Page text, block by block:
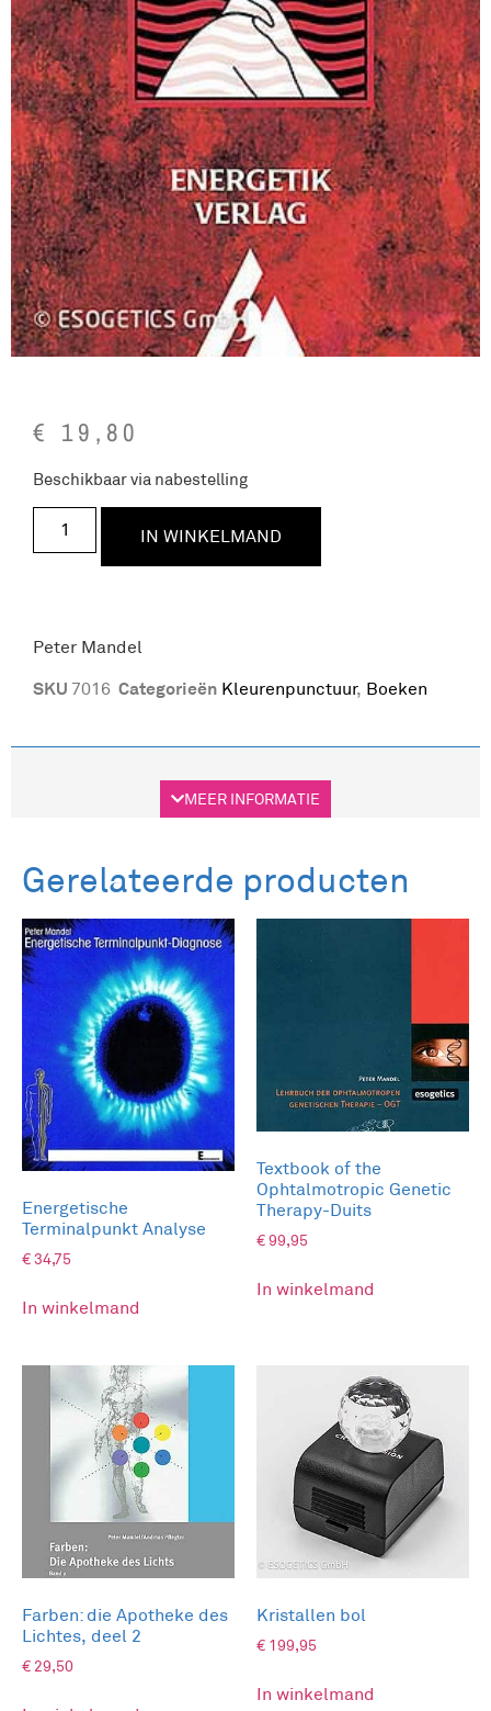
€ 19,80
Beschikbaar via nabestelling
IN WINKELMAND
Peter Mandel
SKU 7016 Categorieën Kleurenpunctuur, Boeken
Beschrijving
lichtset, die vooral gebruikt wordt bij
pijnbestrijding.
MEER INFORMATIE
Gerelateerde producten
Energetische
Terminalpunkt Analyse
€34,75
In winkelmand
Textbook of the
Ophtalmotropic Genetic
Therapy-Duits
€99,95
In winkelmand
Farben: die Apotheke des
Lichtes, deel 2
€ 29,50
Kristallen bol
€ 199,95
In winkelmand